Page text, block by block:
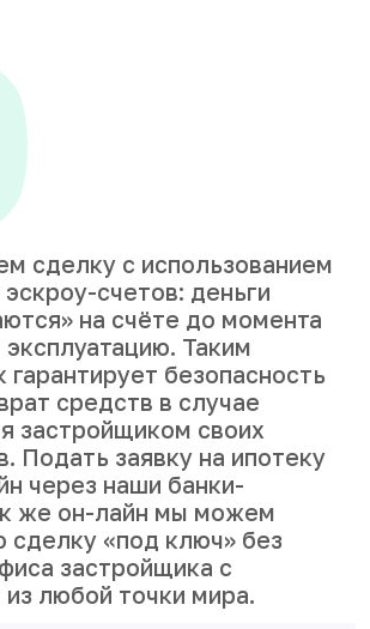
сделку с использованием
счетов: деньги
на счёте до момента
Таким
гарантирует безопасность
средств в случае
застройщиком своих
Подать заявку на ипотеку
через наши банки-
же он-лайн мы можем
сделку «под ключ» без
застройщика с
любой точки мира.